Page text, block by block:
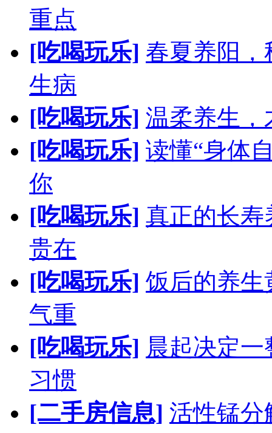
重点
[吃喝玩乐] 春夏养阳
生病
[吃喝玩乐] 温柔养生，
[吃喝玩乐] 读懂“身体
你
[吃喝玩乐] 真正的长寿
贵在
[吃喝玩乐] 饭后的养生
气重
[吃喝玩乐] 晨起决定
习惯
[二手房信息] 活性锰分